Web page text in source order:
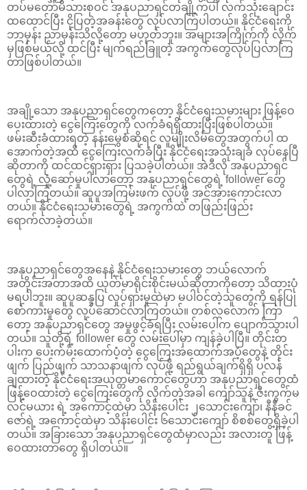
တပ်မတော်မိသားစုဝင် အနုပညာရှင်တချို့ကပါ လက်သုံးချောင်း
ထထောင်ပြီး ငိုပြတဲ့အခန်းတွေ လုပ်လာကြပါတယ်။ နိုင်ငံရေးကို
ဘာမှန်း ညာမှန်းသိလို့တော့ မဟုတ်ဘူး။ အများအကြိုက်ကို လိုက်
မှဖြစ်မယ်လို့ ထင်ပြီး မျက်ရည်ခြူတဲ့ အကွက်တွေလုပ်ပြလာကြ
တာဖြစ်ပါတယ်။
အချို့သော အနုပညာရှင်တွေကတော့ နိုင်ငံရေးသမားများ ဖြန့်ဝေ
ပေးထားတဲ့ ငွေကြေးတွေကို လက်ခံရရှိထားပြီးဖြစ်ပါတယ်။
ဖမ်းဆီးခံထားရတဲ့ နန်းမွေစံဆိုရင် လူမျိုးလိမ်တွေအတွက်ပါ ထ
အောက်တဲ့အထိ ငွေကြေးလက်ခံပြီး နိုင်ငံရေးအသုံးချခံ လုပ်နေပြီ
ဆိုတာကို ထင်ထင်ရှားရှား ပြသခဲ့ပါတယ်။ အဲဒီလို အနုပညာရှင်
တွေရဲ့ လှုံ့ဆော်မှုပါလာတော့ အနုပညာရှင်တွေရဲ့ follower တွေ
ပါလာကြတယ်။ ဆူပူအကြမ်းဖက် လုပ်ဖို့ အင်အားကောင်းလာ
တယ်။ နိုင်ငံရေးသမားတွေရဲ့ အကွက်ထဲ တဖြည်းဖြည်း
ရောက်လာခဲ့တယ်။
အနုပညာရှင်တွေအနေနဲ့ နိုင်ငံရေးသမားတွေ ဘယ်လောက်
အတိုင်းအတာအထိ ယုတ်မာရိုင်းစိုင်းမယ်ဆိုတာကိုတော့ သိထားပုံ
မရပါဘူး။ ဆူပူဆန္ဒပြ လှုပ်ရှားမှုထဲမှာ မပါဝင်တဲ့သူတွေကို ရန်ပြု
စော်ကားမှုတွေ လုပ်ဆောင်လာကြတယ်။ တစ်လလောက် ကြာ
တော့ အနုပညာရှင်တွေ အမှုဖွင့်ခံရပြီး လမ်းပေါ်က ပျောက်သွားပါ
တယ်။ သူတို့ရဲ့ follower တွေ လမ်းပေါ်မှာ ကျန်ခဲ့ပါပြီ။ တိုင်းတ
ပါးက ပေးကမ်းထောက်ပံ့တဲ့ ငွေကြေးအထောက်အပံ့တွေနဲ့ တိုင်း
ဖျက် ပြည်ဖျက် သာသနာဖျက် လုပ်ဖို့ ရည်ရွယ်ချက်ရှိရှိ ပလန်
ချထားတဲ့ နိုင်ငံရေးအယုတ္တမာကောင်တွေဟာ အနုပညာရှင်တွေထံ
ဖြန့်ဝေထားတဲ့ ငွေကြေးတွေကို လိုက်တဲ့အခါ ကျော်သူနဲ့ ဇီးကွက်မ
လင်မယား ရဲ့ အကောင့်ထဲမှာ သိန်းပေါင်း ၂သောင်းကျော်၊ နီနီခင်
ဇော်ရဲ့ အကောင့်ထဲမှာ သိန်းပေါင်း ၆သောင်းကျော် စိစစ်တွေ့ရှိခဲ့ပါ
တယ်။ အခြားသော အနုပညာရှင်တွေထံမှာလည်း အလားတူ ဖြန့်
ဝေထားတာတွေ ရှိပါတယ်။